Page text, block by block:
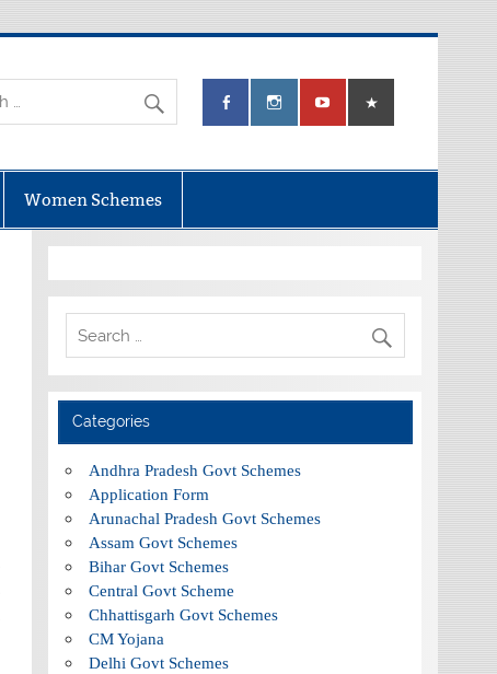
Women Schemes
Categories
Andhra Pradesh Govt Schemes
Application Form
Arunachal Pradesh Govt Schemes
Assam Govt Schemes
Bihar Govt Schemes
Central Govt Scheme
Chhattisgarh Govt Schemes
CM Yojana
Delhi Govt Schemes